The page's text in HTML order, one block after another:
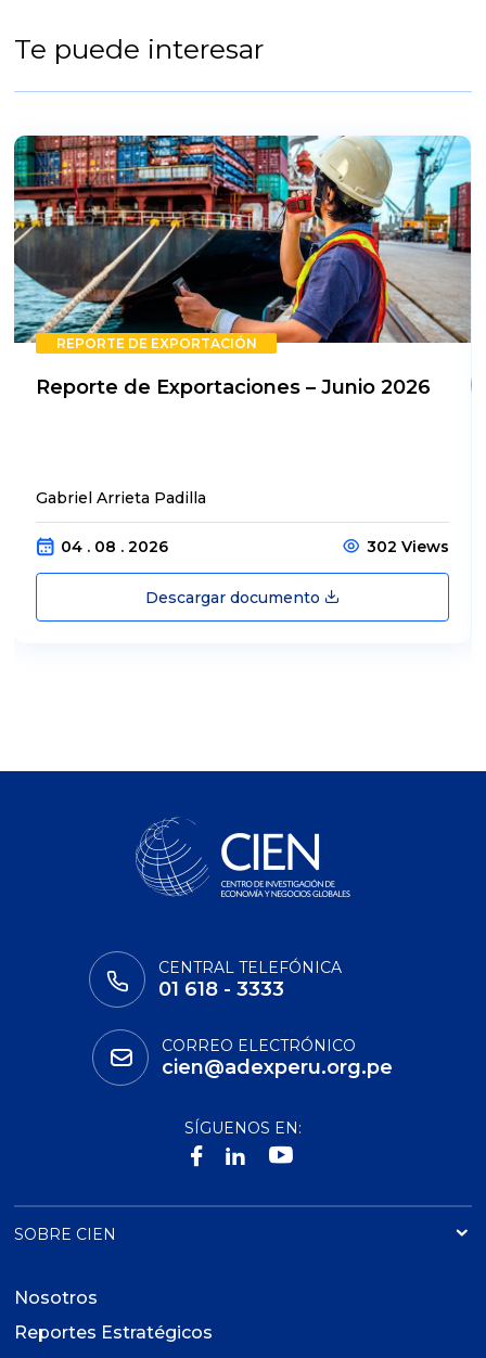
Te puede interesar
REPORTE DE EXPORTACIÓN
Reporte de Exportaciones – Junio 2026
Gabriel Arrieta Padilla
04 . 08 . 2026 302 Views
Descargar documento
CENTRAL TELEFÓNICA
01 618 - 3333
CORREO ELECTRÓNICO
cien@adexperu.org.pe
SÍGUENOS EN:
SOBRE CIEN
Nosotros
Reportes Estratégicos